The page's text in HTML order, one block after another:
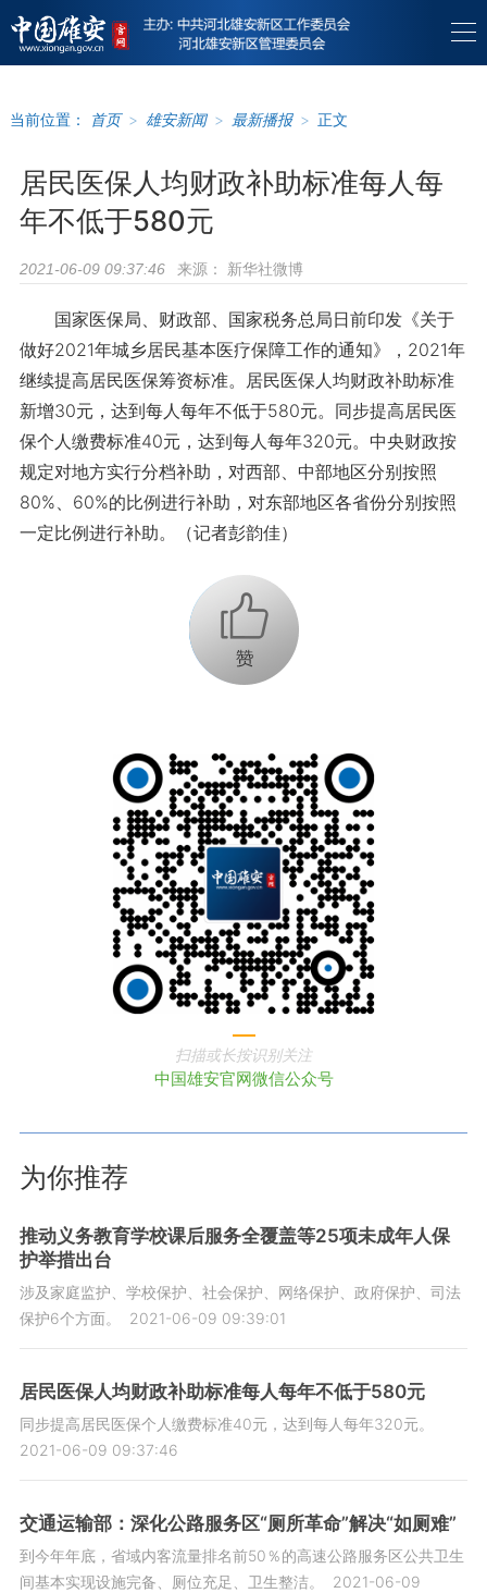
当前位置： 首页 > 雄安新闻 > 最新播报 > 正文
居民医保人均财政补助标准每人每
年不低于580元
2021-06-09 09:37:46 来源： 新华社微博
国家医保局、财政部、国家税务总局日前印发《关于
做好2021年城乡居民基本医疗保障工作的通知》，2021年
继续提高居民医保筹资标准。居民医保人均财政补助标准
新增30元，达到每人每年不低于580元。同步提高居民医
保个人缴费标准40元，达到每人每年320元。中央财政按
规定对地方实行分档补助，对西部、中部地区分别按照
80%、60%的比例进行补助，对东部地区各省份分别按照
一定比例进行补助。（记者彭韵佳）
+1
扫描或长按识别关注
中国雄安官网微信公众号
为你推荐
推动义务教育学校课后服务全覆盖等25项未成年人保
护举措出台
涉及家庭监护、学校保护、社会保护、网络保护、政府保护、司法
保护6个方面。
2021-06-09 09:39:01
居民医保人均财政补助标准每人每年不低于580元
同步提高居民医保个人缴费标准40元，达到每人每年320元。
2021-06-09 09:37:46
交通运输部：深化公路服务区“厕所革命”解决“如厕难”
到今年年底，省域内客流量排名前50％的高速公路服务区公共卫生
间基本实现设施完备、厕位充足、卫生整洁。
2021-06-09